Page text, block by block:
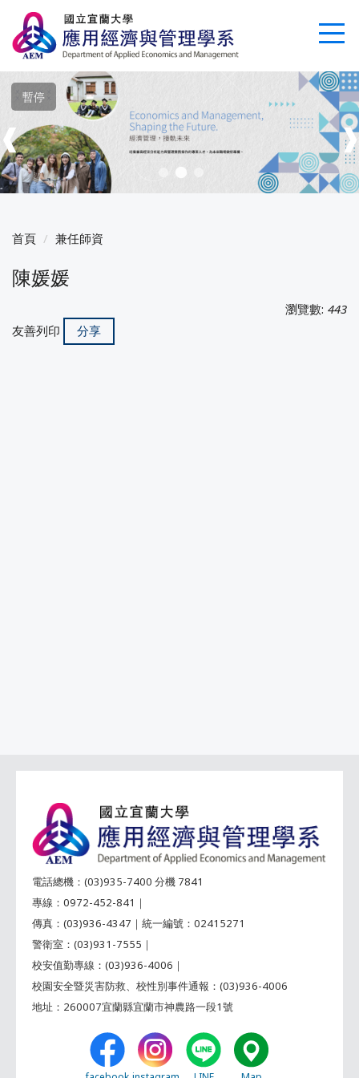
到
主
內
暫停
首頁 兼任師資
陳媛媛
瀏覽數: 443
友善列印
分享
電話總機：(03)935-7400 分機 7841
專線：0972-452-841｜
傳真：(03)936-4347｜統一編號：02415271
警衛室：(03)931-7555｜
校安值勤專線：(03)936-4006｜
校園安全暨災害防救、校性別事件通報：(03)936-4006
地址：260007宜蘭縣宜蘭市神農路一段1號